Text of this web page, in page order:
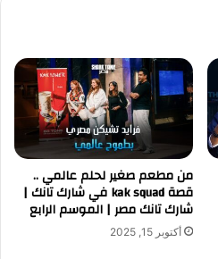
من مطعم صغير لحلم عالمي ..
قصة kak squad في شارك تانك |
شارك تانك مصر | الموسم الرابع
أكتوبر 15, 2025